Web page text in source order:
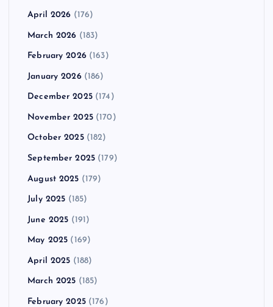
April 2026 (176)
March 2026 (183)
February 2026(163)
January 2026(186)
December 2025(174)
November 2025(170)
October 2025(182)
September 2025 (179)
August 2025 (179)
July 2025 (185)
June 2025 (191)
May 2025 (169)
April 2025 (188)
March 2025 (185)
February 2025(176)